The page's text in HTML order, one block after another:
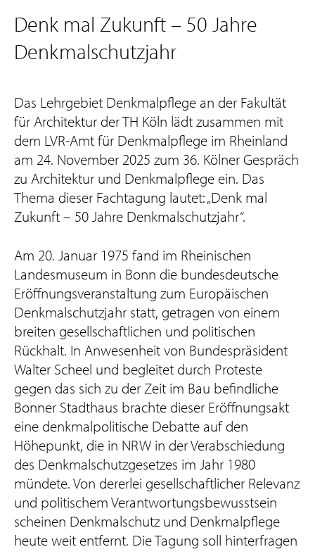
Denk mal Zukunft – 50 Jahre
Denkmalschutzjahr
Das Lehrgebiet Denkmalpflege an der Fakultät
für Architektur der TH Köln lädt zusammen mit
dem LVR-Amt für Denkmalpflege im Rheinland
am 24. November 2025 zum 36. Kölner Gespräch
zu Architektur und Denkmalpflege ein. Das
Thema dieser Fachtagung lautet: „Denk mal
Zukunft – 50 Jahre Denkmalschutzjahr“.
Am 20. Januar 1975 fand im Rheinischen
Landesmuseum in Bonn die bundesdeutsche
Eröffnungsveranstaltung zum Europäischen
Denkmalschutzjahr statt, getragen von einem
breiten gesellschaftlichen und politischen
Rückhalt. In Anwesenheit von Bundespräsident
Walter Scheel und begleitet durch Proteste
gegen das sich zu der Zeit im Bau befindliche
Bonner Stadthaus brachte dieser Eröffnungsakt
eine denkmalpolitische Debatte auf den
Höhepunkt, die in NRW in der Verabschiedung
des Denkmalschutzgesetzes im Jahr 1980
mündete. Von dererlei gesellschaftlicher Relevanz
und politischem Verantwortungsbewusstsein
scheinen Denkmalschutz und Denkmalpflege
heute weit entfernt. Die Tagung soll hinterfragen